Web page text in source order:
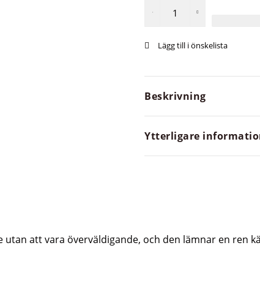
Beskrivning
Ytterligare
att vara överväldigande, och den lämnar en ren